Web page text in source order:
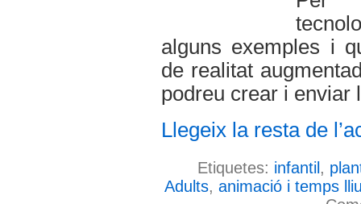
alguns exemples i
de realitat
podreu crear i enviar
Llegeix la resta de
Etiquetes: infantil ,
Adults, animació i temps